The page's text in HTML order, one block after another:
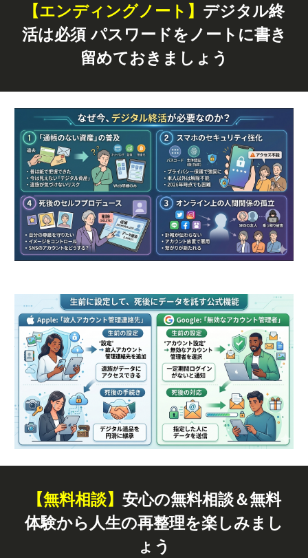
【エンディングノート】 デジタル終
活は必須 パスワードをノートに書き
留めておきましょう
【無料相談】 安心の無料相談＆無料
体験から人生の再整理を楽しみまし
ょう